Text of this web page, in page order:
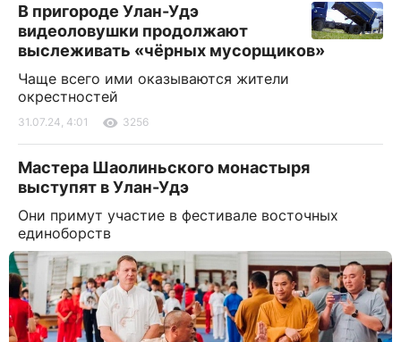
В пригороде Улан-Удэ
видеоловушки продолжают
выслеживать «чёрных мусорщиков»
Чаще всего ими оказываются жители
окрестностей
31.07.24, 4:01 3256
Мастера Шаолиньского монастыря
выступят в Улан-Удэ
Они примут участие в фестивале восточных
единоборств